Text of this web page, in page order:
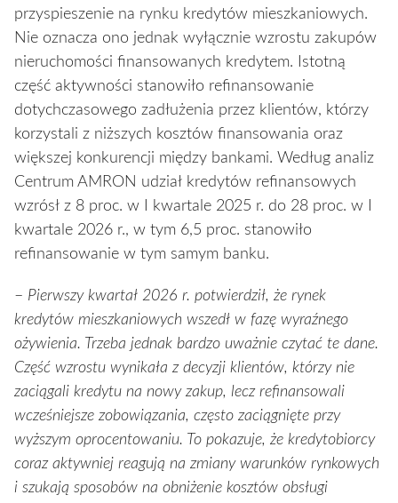
przyspieszenie na rynku kredytów mieszkaniowych.
Nie oznacza ono jednak wyłącznie wzrostu zakupów
nieruchomości finansowanych kredytem. Istotną
część aktywności stanowiło refinansowanie
dotychczasowego zadłużenia przez klientów, którzy
korzystali z niższych kosztów finansowania oraz
większej konkurencji między bankami. Według analiz
Centrum AMRON udział kredytów refinansowych
wzrósł z 8 proc. w I kwartale 2025 r. do 28 proc. w I
kwartale 2026 r., w tym 6,5 proc. stanowiło
refinansowanie w tym samym banku.
– Pierwszy kwartał 2026 r. potwierdził, że rynek
kredytów mieszkaniowych wszedł w fazę wyraźnego
ożywienia. Trzeba jednak bardzo uważnie czytać te dane.
Część wzrostu wynikała z decyzji klientów, którzy nie
zaciągali kredytu na nowy zakup, lecz refinansowali
wcześniejsze zobowiązania, często zaciągnięte przy
wyższym oprocentowaniu. To pokazuje, że kredytobiorcy
coraz aktywniej reagują na zmiany warunków rynkowych
i szukają sposobów na obniżenie kosztów obsługi